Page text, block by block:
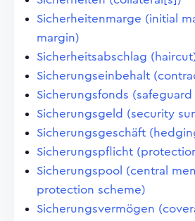
Sicherheitenmarge (initial
margin)
Sicherheitsabschlag
Sicherungseinbehalt
Sicherungsfonds
Sicherungsgeld (security
Sicherungsgeschäft
Sicherungspflicht
Sicherungspool (central
protection scheme)
Sicherungsvermögen